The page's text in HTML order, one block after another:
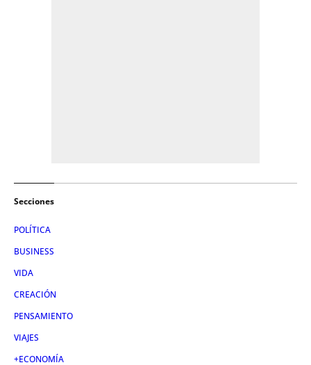
Secciones
POLÍTICA
BUSINESS
VIDA
CREACIÓN
PENSAMIENTO
VIAJES
+ECONOMÍA